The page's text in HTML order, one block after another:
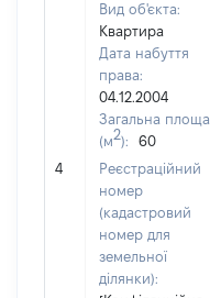
4
Вид об'єкта:
Квартира
Дата набуття
права:
04.12.2004
Загальна площа
(м2):
60
Реєстраційний
номер
(кадастровий
номер для
земельної
ділянки):